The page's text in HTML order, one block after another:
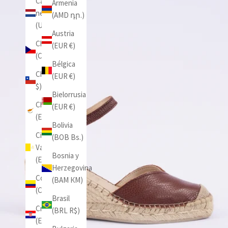
neerlandés
(USD $)
Chequia
(CZK Kč)
Chile (CLP
$)
Chipre
(EUR €)
Ciudad del
Vaticano
(EUR €)
Colombia
(COP $)
Croacia
(EUR €)
Armenia
(AMD դր.)
Austria
(EUR €)
Bélgica
(EUR €)
Bielorrusia
(EUR €)
Bolivia
(BOB Bs.)
Bosnia y
Herzegovina
(BAM КМ)
Brasil
(BRL R$)